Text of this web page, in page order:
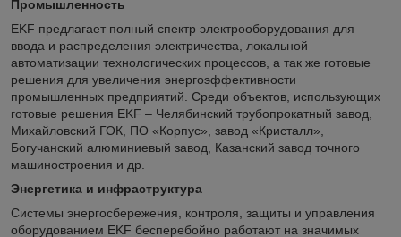
Промышленность
EKF предлагает полный спектр электрооборудования для
ввода и распределения электричества, локальной
автоматизации технологических процессов, а так же готовые
решения для увеличения энергоэффективности
промышленных предприятий. Среди объектов, использующих
готовые решения EKF – Челябинский трубопрокатный завод,
Михайловский ГОК, ПО «Корпус», завод «Кристалл»,
Богучанский алюминиевый завод, Казанский завод точного
машиностроения и др.
Энергетика и инфраструктура
Системы энергосбережения, контроля, защиты и управления
оборудованием EKF бесперебойно работают на значимых